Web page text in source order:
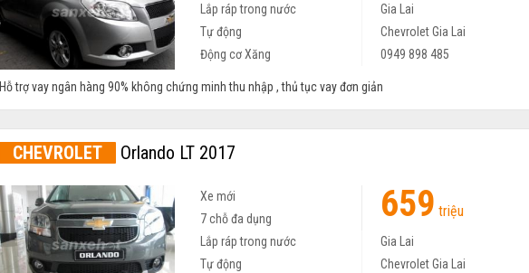
Lắp ráp trong nước
Gia Lai
Tự động
Chevrolet Gia Lai
Động cơ Xăng
0949 898 485
Hỗ trợ vay ngân hàng 90% không chứng minh thu nhập , thủ tục vay đơn giản
CHEVROLET Orlando LT 2017
Xe mới 659 triệu
7 chỗ đa dụng
Lắp ráp trong nước
Gia Lai
Tự động
Chevrolet Gia Lai